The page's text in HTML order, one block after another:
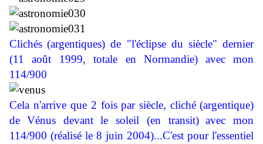
Clichés (argentiques) de "l'éclipse du siècle" dernier
(11 août 1999,totale en Normandie)
avec mon
114/900
Cela n'arrive que 2 fois par siècle, cliché (argentique)
de Vénus devant le soleil (en transit) avec mon
114/900 (réalisé le 8 juin 2004)...C'est pour l'essentiel